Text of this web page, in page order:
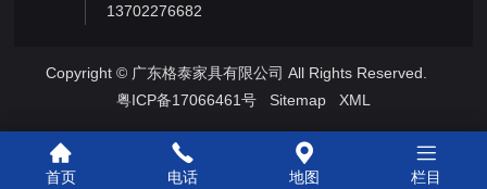
13702276682
Copyright © 广东格泰家具有限公司 All Rights Reserved.
粤ICP备17066461号
Sitemap XML
首页 电话 地图 栏目